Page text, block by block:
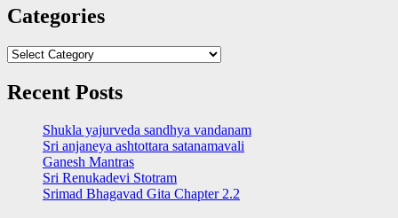
Categories
Categories
Recent Posts
Shukla yajurveda sandhya vandanam
Sri anjaneya ashtottara satanamavali
Ganesh Mantras
Sri Renukadevi Stotram
Srimad Bhagavad Gita Chapter 2.2